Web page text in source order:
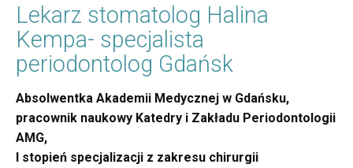
Lekarz stomatolog Halina
Kempa- specjalista
periodontolog Gdańsk
Absolwentka Akademii Medycznej w Gdańsku,
pracownik naukowy Katedry i Zakładu Periodontologii
AMG,
I stopień specjalizacji z zakresu chirurgii